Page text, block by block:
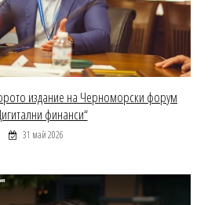
издание на Черноморски форум
финанси“
31 май 2026